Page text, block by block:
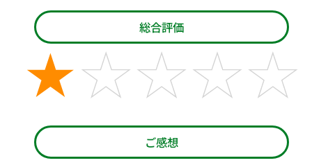
総合評価
ご感想